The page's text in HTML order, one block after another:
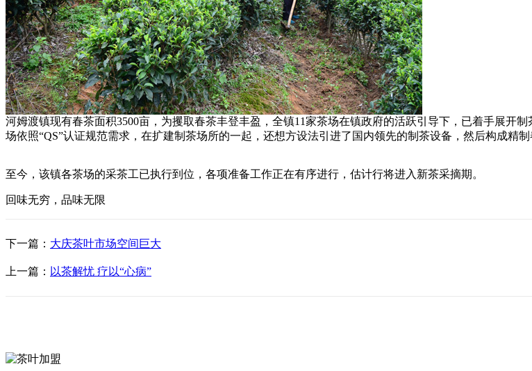
河姆渡镇现有春茶面积3500亩，为攫取春茶丰登丰盈，全镇11家茶场在镇政府的活跃引导下，已着手展开
场依照“QS”认证规范需求，在扩建制茶场所的一起，还想方设法引进了国内领先的制茶设备，然后构成精
至今，该镇各茶场的采茶工已执行到位，各项准备工作正在有序进行，估计行将进入新茶采摘期。
回味无穷，品味无限
下一篇： 大庆茶叶市场空间巨大
上一篇： 以茶解忧 疗以“心病”